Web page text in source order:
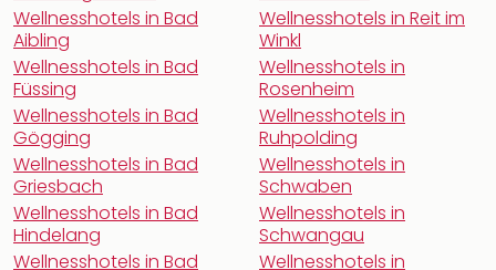
Wellnesshotels in Bad
Aibling
Wellnesshotels in Bad
Füssing
Wellnesshotels in Bad
Gögging
Wellnesshotels in Bad
Griesbach
Wellnesshotels in Bad
Hindelang
Wellnesshotels in Bad
Wellnesshotels in Reit im
Winkl
Wellnesshotels in
Rosenheim
Wellnesshotels in
Ruhpolding
Wellnesshotels in
Schwaben
Wellnesshotels in
Schwangau
Wellnesshotels in